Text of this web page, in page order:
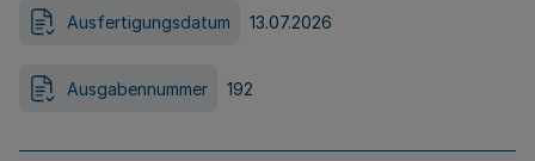
Ausfertigungsdatum 13.07.2026
Ausgabennummer 192